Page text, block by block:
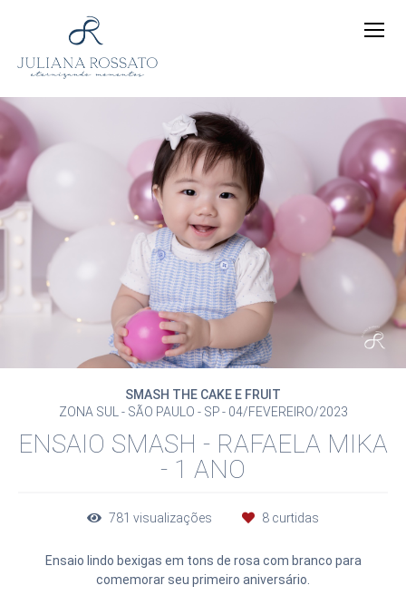
SMASH THE CAKE E FRUIT
ZONA SUL - SÃO PAULO - SP
04/FEVEREIRO/2023
ENSAIO SMASH - RAFAELA MIKA
- 1 ANO
781 visualizações 8 curtidas
Ensaio lindo bexigas em tons de rosa com branco para
comemorar seu primeiro aniversário.